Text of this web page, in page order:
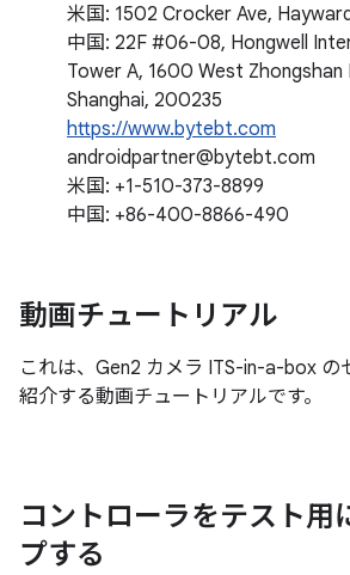
米国: 1502 Crocker Ave,
中国: 22F #06-08, Hongwell
Tower A, 1600 West Zhongshan
Shanghai, 200235
https://www.bytebt.com
androidpartner@bytebt.com
米国: +1-510-373-8899
中国: +86-400-8866-490
動画チュートリアル
これは、Gen2 カメラ ITS-in-a-box の
紹介する動画チュートリアルです。
コントローラをテスト用
プする